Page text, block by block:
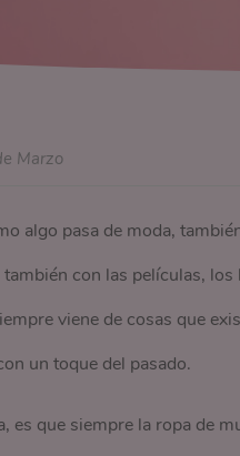
Marzo
algo pasa de moda,
con las películas,
viene de cosas que
un toque del pasado.
es que siempre la ropa de